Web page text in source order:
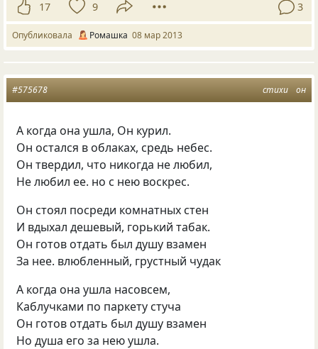
17 9 3
Опубликовала Ромашка 08 мар 2013
стихи он
#575678
А когда она ушла, Он курил.
Он остался в облаках, средь небес.
Он твердил, что никогда не любил,
Не любил ее. но с нею воскрес.
Он стоял посреди комнатных стен
И вдыхал дешевый, горький табак.
Он готов отдать был душу взамен
За нее. влюбленный, грустный чудак
А когда она ушла насовсем,
Каблучками по паркету стуча
Он готов отдать был душу взамен
Но душа его за нею ушла.